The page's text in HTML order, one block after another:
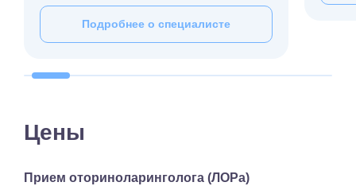
Подробнее о специалисте
Цены
Прием оториноларинголога (ЛОРа)